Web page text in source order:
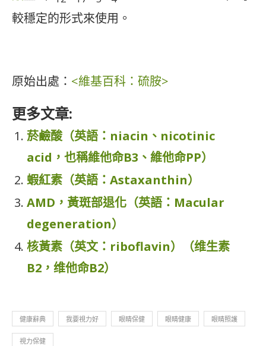
較穩定的形式來使用。
原始出處： <維基百科：硫胺>
更多文章:
菸鹼酸（英語：niacin、nicotinic
acid，也稱維他命B3、維他命PP）
蝦紅素（英語：Astaxanthin）
AMD，黃斑部退化（英語：Macular
degeneration）
核黃素（英文：riboflavin）（维生素
B2，维他命B2）
健康辭典 我要視力好 眼睛保健 眼睛健康 眼睛照護
視力保健